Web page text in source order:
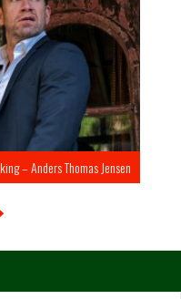
– Anders Thomas Jensen